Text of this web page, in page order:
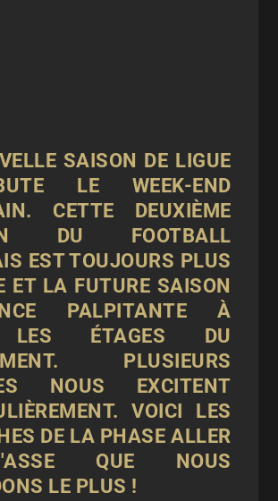
SAISON DE LIGUE
LE WEEK-END
CETTE DEUXIÈME
DU FOOTBALL
EST TOUJOURS PLUS
ET LA FUTURE SAISON
PALPITANTE À
LES ÉTAGES DU
PLUSIEURS
NOUS EXCITENT
VOICI LES
DE LA PHASE ALLER
QUE NOUS
LE PLUS !